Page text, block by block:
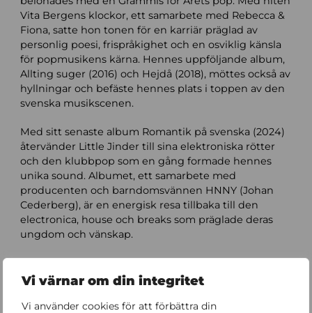
Vi värnar om din integritet
Vi använder cookies för att förbättra din
Vita Bergens klockor, ett samarbete med Rebecca &
Fiona, satte hon tonen för en karriär präglad av
personlig poesi, frispråkighet och en osviklig känsla
för popmusikens kärna. Hennes uppföljande album,
Allting suger (2016) och Hejdå (2018), möttes också av
hyllningar och befäste hennes plats i toppen av den
svenska musikscenen.
Med sitt senaste album Romantik på svenska (2024)
återvänder Little Jinder till sina elektroniska rötter
och den klubbpop som en gång formade hennes
unika sound. Albumet, ett samarbete med
producenten och barndomsvännen HNNY (Johan
Cederberg), är en energisk resa tillbaka till den
electronica, house och breaks som präglade deras
ungdom och vänskap.
Med sin unika blandning av starka texter och
kraftfulla beats bjuder hon in till en liveupplevelse
under höstens stundande turné som kommer att bli
lika oförutsägbar som minnesvärd.